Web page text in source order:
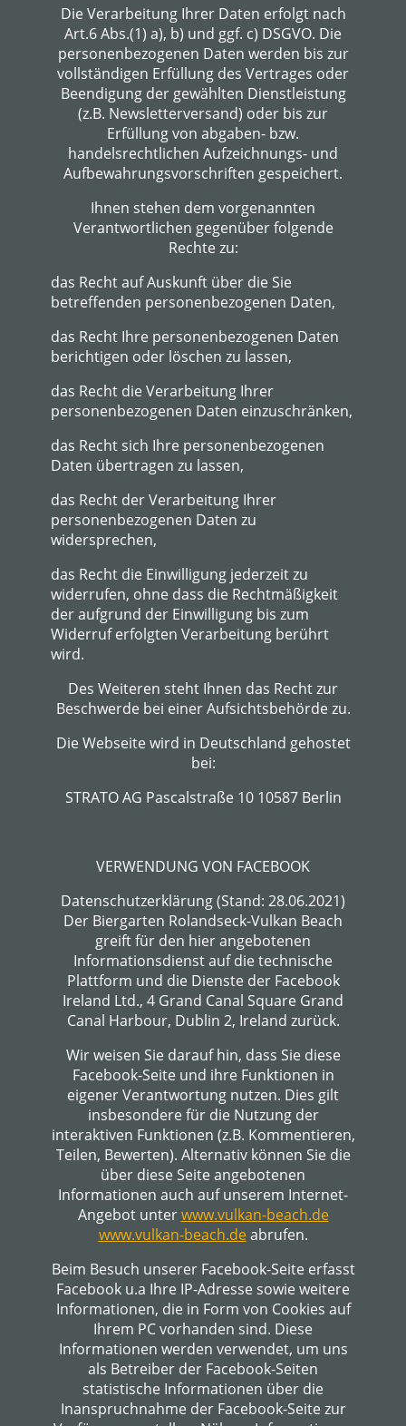
Die Verarbeitung Ihrer Daten erfolgt nach
Art.6 Abs.(1) a), b) und ggf. c) DSGVO. Die
personenbezogenen Daten werden bis zur
vollständigen Erfüllung des Vertrages oder
Beendigung der gewählten Dienstleistung
(z.B. Newsletterversand) oder bis zur
Erfüllung von abgaben- bzw.
handelsrechtlichen Aufzeichnungs- und
Aufbewahrungsvorschriften gespeichert.
Ihnen stehen dem vorgenannten
Verantwortlichen gegenüber folgende
Rechte zu:
das Recht auf Auskunft über die Sie
betreffenden personenbezogenen Daten,
das Recht Ihre personenbezogenen Daten
berichtigen oder löschen zu lassen,
das Recht die Verarbeitung Ihrer
personenbezogenen Daten einzuschränken,
das Recht sich Ihre personenbezogenen
Daten übertragen zu lassen,
das Recht der Verarbeitung Ihrer
personenbezogenen Daten zu
widersprechen,
das Recht die Einwilligung jederzeit zu
widerrufen, ohne dass die Rechtmäßigkeit
der aufgrund der Einwilligung bis zum
Widerruf erfolgten Verarbeitung berührt
wird.
Des Weiteren steht Ihnen das Recht zur
Beschwerde bei einer Aufsichtsbehörde zu.
Die Webseite wird in Deutschland gehostet
bei:
STRATO AG Pascalstraße 10 10587 Berlin
VERWENDUNG VON FACEBOOK
Datenschutzerklärung (Stand: 28.06.2021)
Der Biergarten Rolandseck-Vulkan Beach
greift für den hier angebotenen
Informationsdienst auf die technische
Plattform und die Dienste der Facebook
Ireland Ltd., 4 Grand Canal Square Grand
Canal Harbour, Dublin 2, Ireland zurück.
Wir weisen Sie darauf hin, dass Sie diese
Facebook-Seite und ihre Funktionen in
eigener Verantwortung nutzen. Dies gilt
insbesondere für die Nutzung der
interaktiven Funktionen (z.B. Kommentieren,
Teilen, Bewerten). Alternativ können Sie die
über diese Seite angebotenen
Informationen auch auf unserem Internet-
Angebot unterwww.vulkan-beach.de
www.vulkan-beach.de abrufen.
Beim Besuch unserer Facebook-Seite erfasst
Facebook u.a Ihre IP-Adresse sowie weitere
Informationen, die in Form von Cookies auf
Ihrem PC vorhanden sind. Diese
Informationen werden verwendet, um uns
als Betreiber der Facebook-Seiten
statistische Informationen über die
Inanspruchnahme der Facebook-Seite zur